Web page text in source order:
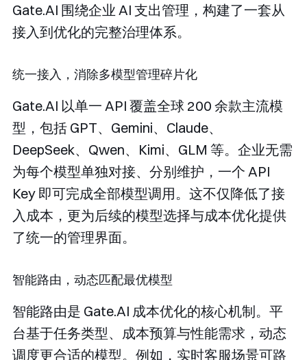
Gate.AI 围绕企业 AI 支出管理，构建了一套从
接入到优化的完整治理体系。
统一接入，消除多模型管理碎片化
Gate.AI 以单一 API 覆盖全球 200 余款主流模
型，包括 GPT、Gemini、Claude、
DeepSeek、Qwen、Kimi、GLM 等。企业无需
为每个模型单独对接、分别维护，一个 API
Key 即可完成全部模型调用。这不仅降低了接
入成本，更为后续的模型选择与成本优化提供
了统一的管理界面。
智能路由，动态匹配最优模型
智能路由是 Gate.AI 成本优化的核心机制。平
台基于任务类型、成本预算与性能需求，动态
调度更合适的模型。例如，实时客服场景可路